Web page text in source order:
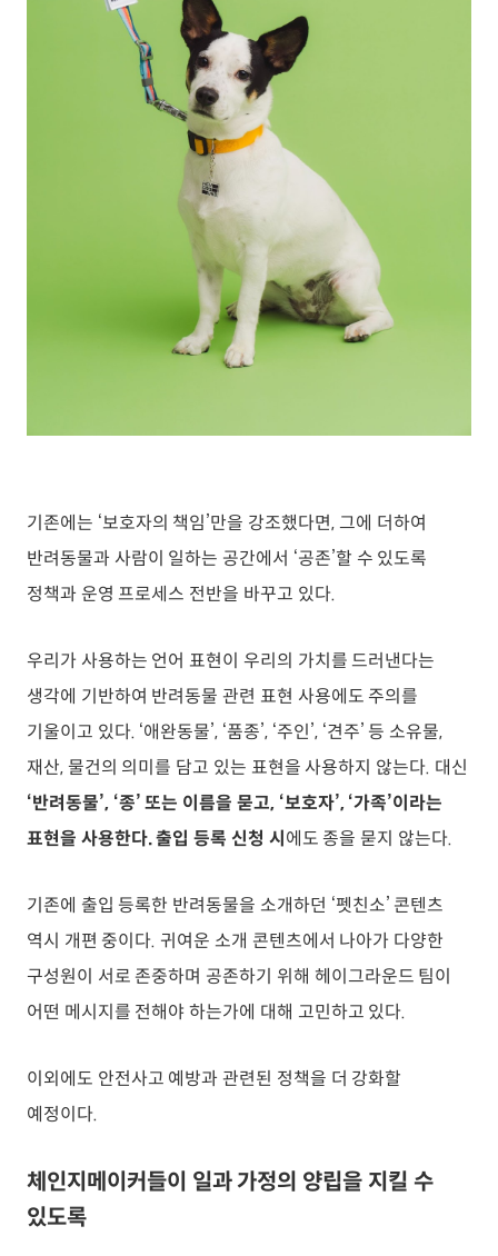
기존에는 ‘보호자의 책임’만을 강조했다면, 그에 더하여
반려동물과 사람이 일하는 공간에서 ‘공존’할 수 있도록
정책과 운영 프로세스 전반을 바꾸고 있다.
우리가 사용하는 언어 표현이 우리의 가치를 드러낸다는
생각에 기반하여 반려동물 관련 표현 사용에도 주의를
기울이고 있다. ‘애완동물’, ‘품종’, ‘주인’, ‘견주’ 등 소유물,
재산, 물건의 의미를 담고 있는 표현을 사용하지 않는다. 대신
‘반려동물’, ‘종’ 또는 이름을 묻고, ‘보호자’, ‘가족’이라는
표현을 사용한다. 출입 등록 신청 시 에도 종을 묻지 않는다.
기존에 출입 등록한 반려동물을 소개하던 ‘펫친소’ 콘텐츠
역시 개편 중이다. 귀여운 소개 콘텐츠에서 나아가 다양한
구성원이 서로 존중하며 공존하기 위해 헤이그라운드 팀이
어떤 메시지를 전해야 하는가에 대해 고민하고 있다.
이외에도 안전사고 예방과 관련된 정책을 더 강화할
예정이다.
체인지메이커들이 일과 가정의 양립을 지킬 수
있도록